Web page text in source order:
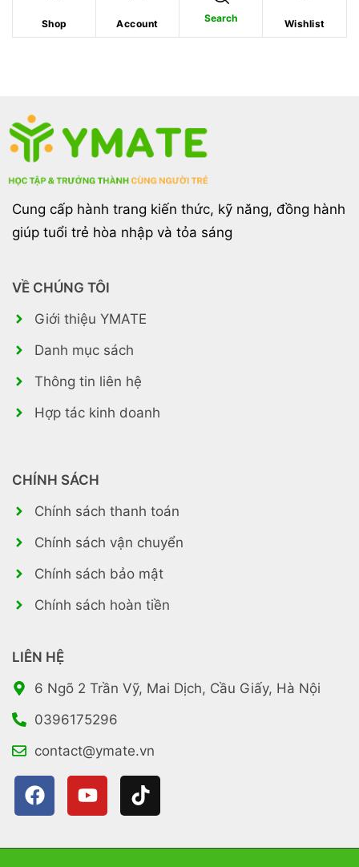
Cung cấp hành trang kiến thức, kỹ năng, đồng hành
giúp tuổi trẻ hòa nhập và tỏa sáng
VỀ CHÚNG TÔI
Giới thiệu YMATE
Danh mục sách
Thông tin liên hệ
Hợp tác kinh doanh
CHÍNH SÁCH
Chính sách thanh toán
Chính sách vận chuyển
Chính sách bảo mật
Chính sách hoàn tiền
LIÊN HỆ
6 Ngõ 2 Trần Vỹ, Mai Dịch, Cầu Giấy, Hà Nội
0396175296
contact@ymate.vn